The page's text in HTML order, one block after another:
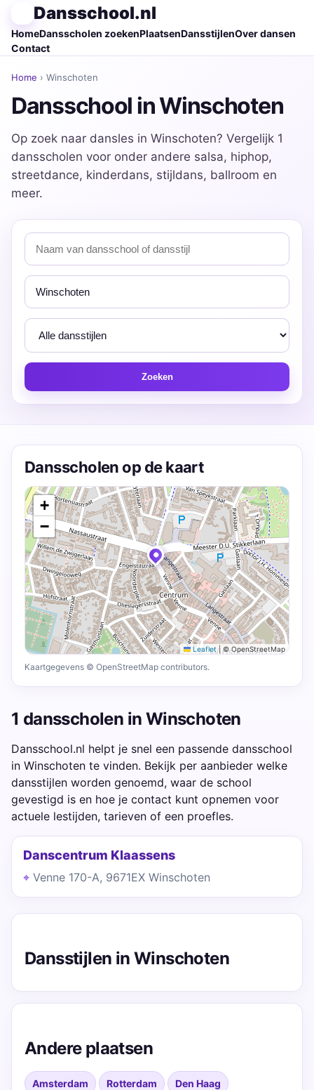
Dansschool.nl
HomeDansscholen zoekenPlaatsenDansstijlenOver dansen
Contact
Home › Winschoten
Dansschool in Winschoten
Op zoek naar dansles in Winschoten? Vergelijk 1
dansscholen voor onder andere salsa, hiphop,
streetdance, kinderdans, stijldans, ballroom en
meer.
Zoeken
Dansscholen op de kaart
+
−
Leaflet | © OpenStreetMap
Kaartgegevens © OpenStreetMap contributors.
1 dansscholen in Winschoten
Dansschool.nl helpt je snel een passende dansschool
in Winschoten te vinden. Bekijk per aanbieder welke
dansstijlen worden genoemd, waar de school
gevestigd is en hoe je contact kunt opnemen voor
actuele lestijden, tarieven of een proefles.
Danscentrum Klaassens
Venne 170-A, 9671EX Winschoten
Dansstijlen in Winschoten
Andere plaatsen
Amsterdam Rotterdam Den Haag